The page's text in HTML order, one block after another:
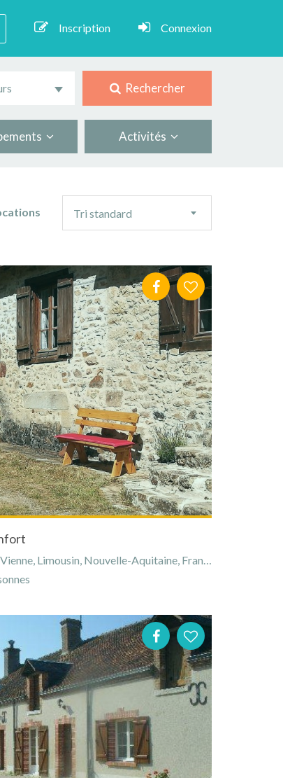
Inscription Connexion
Rechercher
Activités
tri
Tri standard
Limousin, Nouvelle-Aquitaine, France